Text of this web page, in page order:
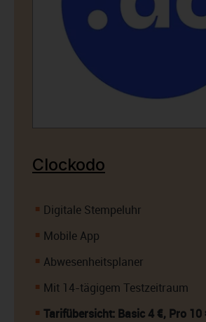
Clockodo
Digitale Stempeluhr
Mobile App
Abwesenheitsplaner
Mit 14-tägigem Testzeitraum
Tarifübersicht: Basic 4 €, Pro 10